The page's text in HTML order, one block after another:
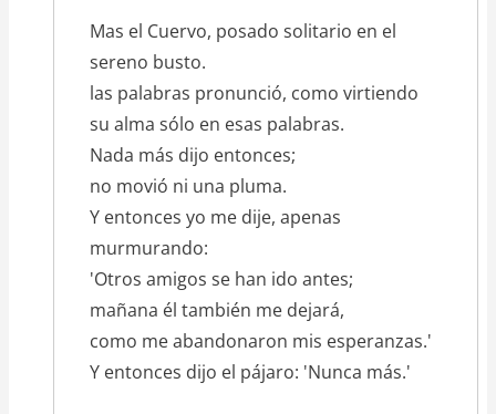
Mas el Cuervo, posado solitario en el
sereno busto.
las palabras pronunció, como virtiendo
su alma sólo en esas palabras.
Nada más dijo entonces;
no movió ni una pluma.
Y entonces yo me dije, apenas
murmurando:
'Otros amigos se han ido antes;
mañana él también me dejará,
como me abandonaron mis esperanzas.'
Y entonces dijo el pájaro: 'Nunca más.'